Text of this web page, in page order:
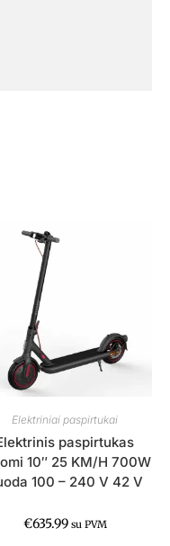
Elektriniai paspirtukai
paspirtukas
10″ 25 KM/H 700W
100 – 240 V 42 V
€635.99 su PVM